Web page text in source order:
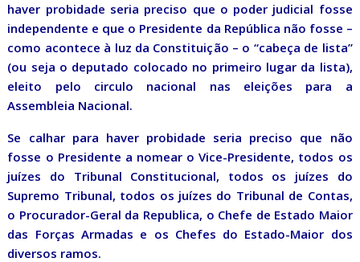
haver probidade seria preciso que o poder judicial fosse
independente e que o Presidente da República não fosse –
como acontece à luz da Constituição – o “cabeça de lista”
(ou seja o deputado colocado no primeiro lugar da lista),
eleito pelo circulo nacional nas eleições para a
Assembleia Nacional.
Se calhar para haver probidade seria preciso que não
fosse o Presidente a nomear o Vice-Presidente, todos os
juízes do Tribunal Constitucional, todos os juízes do
Supremo Tribunal, todos os juízes do Tribunal de Contas,
o Procurador-Geral da Republica, o Chefe de Estado Maior
das Forças Armadas e os Chefes do Estado-Maior dos
diversos ramos.